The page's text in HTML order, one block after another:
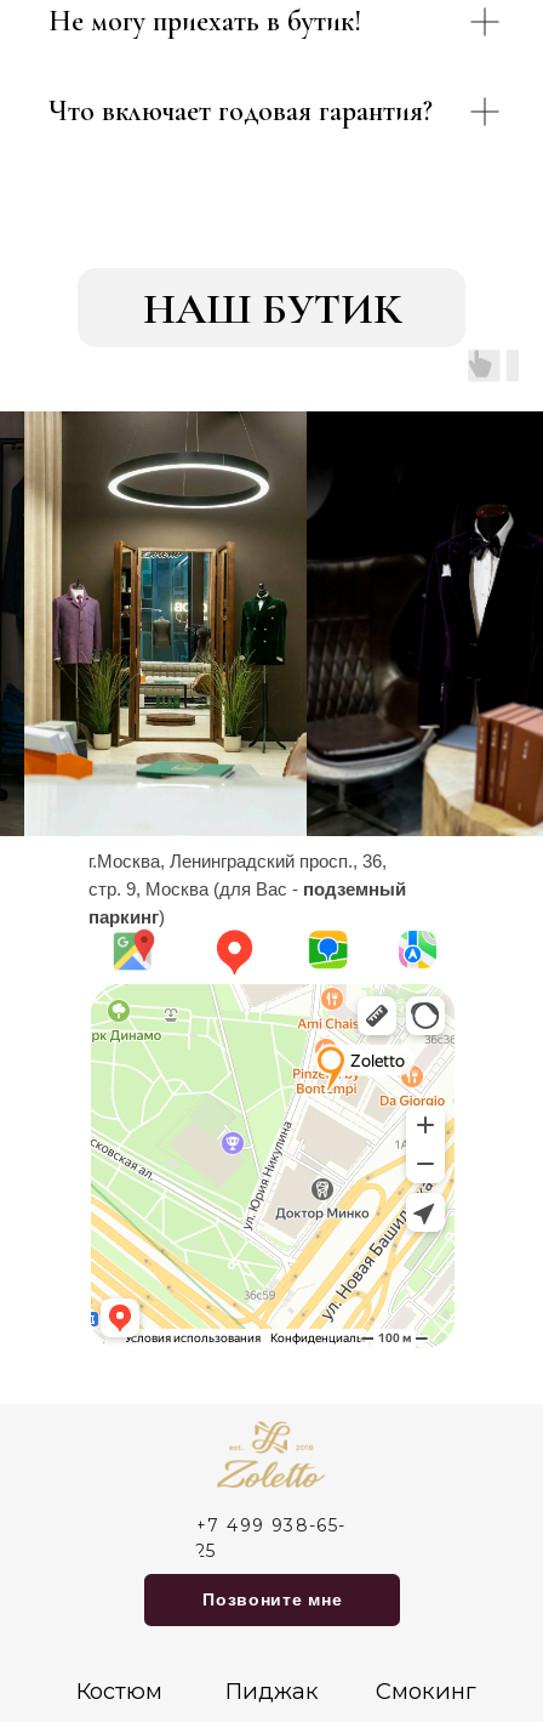
Не могу приехать в бутик!
Что включает годовая гарантия?
НАШ БУТИК
г.Москва, Ленинградский просп., 36,
стр. 9, Москва (для Вас - подземный
паркинг)